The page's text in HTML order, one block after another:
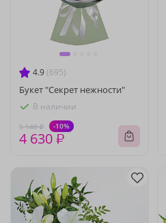
4.9 (695)
Букет "Секрет нежности"
В наличии
5 140 ₽ -10%
4 630 ₽